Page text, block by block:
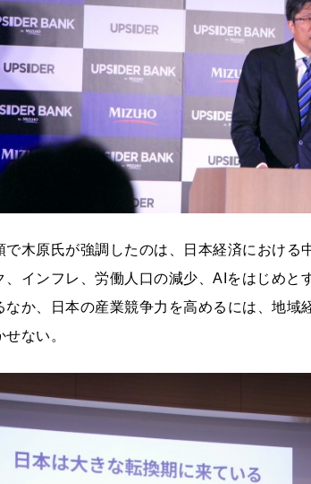
で木原氏が強調したのは、日本経済における
、インフレ、労働人口の減少、AIをはじめと
なか、日本の産業競争力を高めるには、地
ない。